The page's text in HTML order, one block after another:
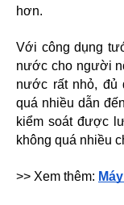
hơn.
Với công dụng
nước cho người
nước rất nhỏ, đủ
quá nhiều dẫn
kiểm soát được
không quá nhiều
>> Xem thêm: